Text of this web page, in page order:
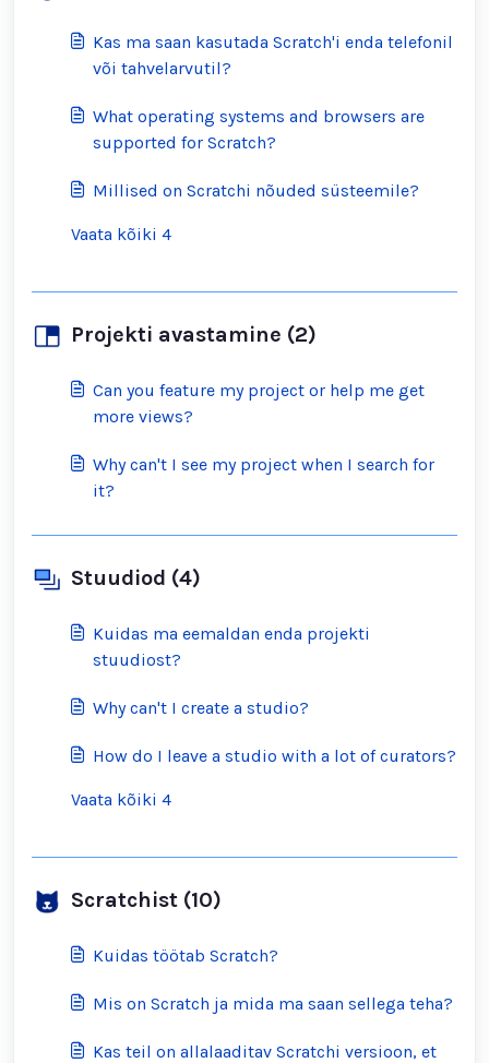
Kas ma saan kasutada Scratch'i enda telefonil
või tahvelarvutil?
What operating systems and browsers are
supported for Scratch?
Millised on Scratchi nõuded süsteemile?
Vaata kõiki 4
Projekti avastamine (2)
Can you feature my project or help me get
more views?
Why can't I see my project when I search for
it?
Stuudiod (4)
Kuidas ma eemaldan enda projekti
stuudiost?
Why can't I create a studio?
How do I leave a studio with a lot of curators?
Vaata kõiki 4
Scratchist (10)
Kuidas töötab Scratch?
Mis on Scratch ja mida ma saan sellega teha?
Kas teil on allalaaditav Scratchi versioon, et